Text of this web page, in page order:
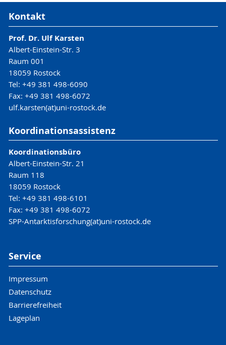
Kontakt
Prof. Dr. Ulf Karsten
Albert-Einstein-Str. 3
Raum 001
18059 Rostock
Tel: +49 381 498-6090
Fax: +49 381 498-6072
ulf.karsten(at)uni-rostock.de
Koordinationsassistenz
Koordinationsbüro
Albert-Einstein-Str. 21
Raum 118
18059 Rostock
Tel: +49 381 498-6101
Fax: +49 381 498-6072
SPP-Antarktisforschung(at)uni-rostock.de
Service
Impressum
Datenschutz
Barrierefreiheit
Lageplan